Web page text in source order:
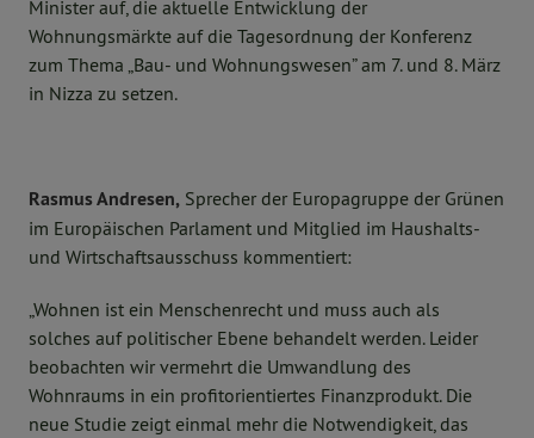
Minister auf, die aktuelle Entwicklung der
Wohnungsmärkte auf die Tagesordnung der Konferenz
zum Thema „Bau- und Wohnungswesen” am 7. und 8. März
in Nizza zu setzen.
Rasmus Andresen, Sprecher der Europagruppe der Grünen
im Europäischen Parlament und Mitglied im Haushalts-
und Wirtschaftsausschuss kommentiert:
„Wohnen ist ein Menschenrecht und muss auch als
solches auf politischer Ebene behandelt werden. Leider
beobachten wir vermehrt die Umwandlung des
Wohnraums in ein profitorientiertes Finanzprodukt. Die
neue Studie zeigt einmal mehr die Notwendigkeit, das